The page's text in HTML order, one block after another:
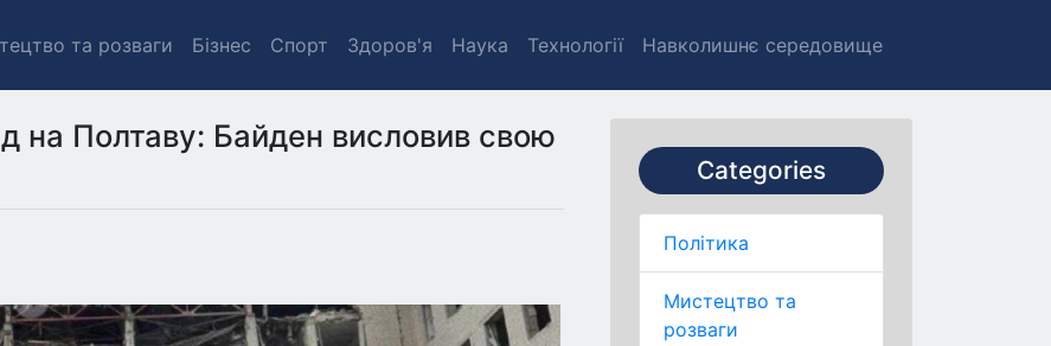
та розваги Бізнес Спорт Здоров'я Наука Технології Навколишнє середовище
Categories
Політика
Мистецтво та
розваги
на Полтаву: Байден висловив свою